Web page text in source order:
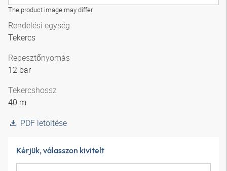
The product image may differ
Rendelési egység
Tekercs
Repesztőnyomás
12 bar
Tekercshossz
40 m
PDF letöltése
Kérjük, válasszon kivitelt